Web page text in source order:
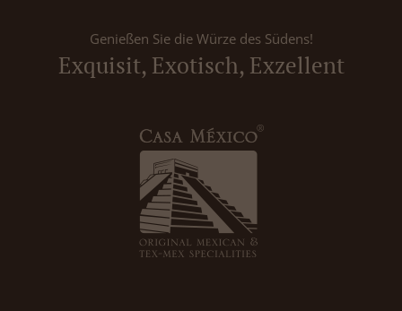
Genießen Sie die Würze des Südens!
Exquisit, Exotisch, Exzellent